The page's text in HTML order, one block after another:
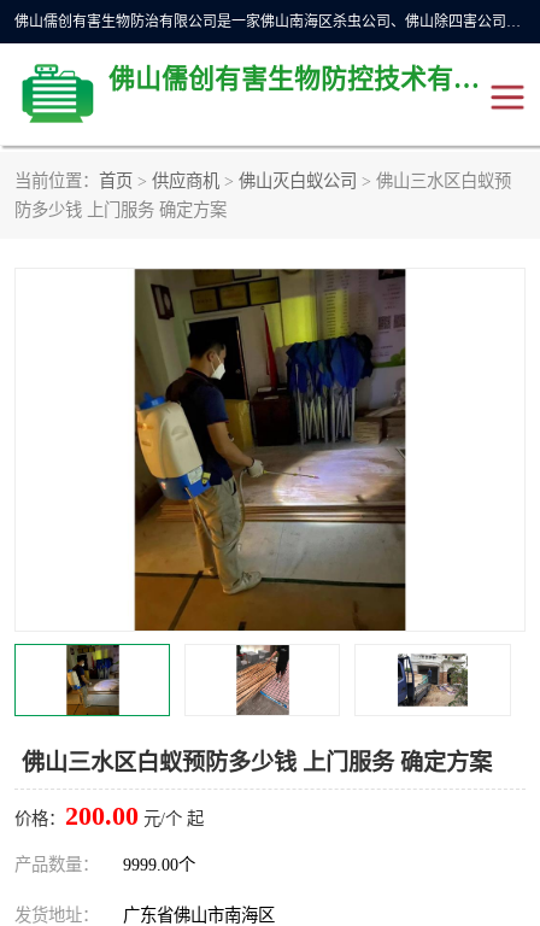
佛山儒创有害生物防治有限公司是一家佛山南海区杀虫公司、佛山除四害公司、佛山灭白蚁公司、佛山白蚁防治公司，让您远离虫害困扰。要问佛山白蚁防治哪家好？佛山儒创有害生物防治有限公司全佛山、广州，正规公司，上门勘查，可靠，售后有保障。
佛山儒创有害生物防控技术有限公司
当前位置： 首页 > 供应商机 > 佛山灭白蚁公司 > 佛山三水区白蚁预
防多少钱 上门服务 确定方案
佛山三水区白蚁预防多少钱 上门服务 确定方案
价格： 200.00 元/个 起
产品数量： 9999.00个
发货地址： 广东省佛山市南海区
除四害公司
佛山白蚁防治公司
佛山灭白蚁公司 佛山杀虫公司
佛山除四害公司 灭鼠
消杀
灭跳蚤
灭蟑螂
果蝇防治
害虫防治